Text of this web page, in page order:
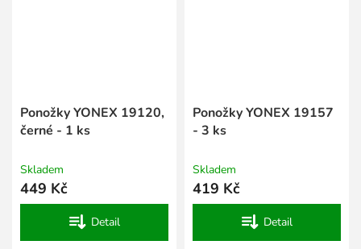
Ponožky YONEX 19120,
černé - 1 ks
Skladem
449 Kč
Detail
Ponožky YONEX 19157
- 3 ks
Skladem
419 Kč
Detail